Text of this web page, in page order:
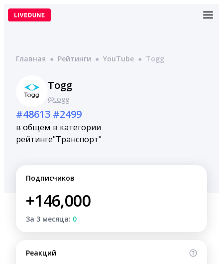
Перейти
Главная ● Рейтинги ● YouTube ● Togg
Togg
@togg
#48613
в общем
рейтинге
#2499
в категории
"Транспорт"
Подписчиков
+146,000
За 3 месяца: 0
Реакций